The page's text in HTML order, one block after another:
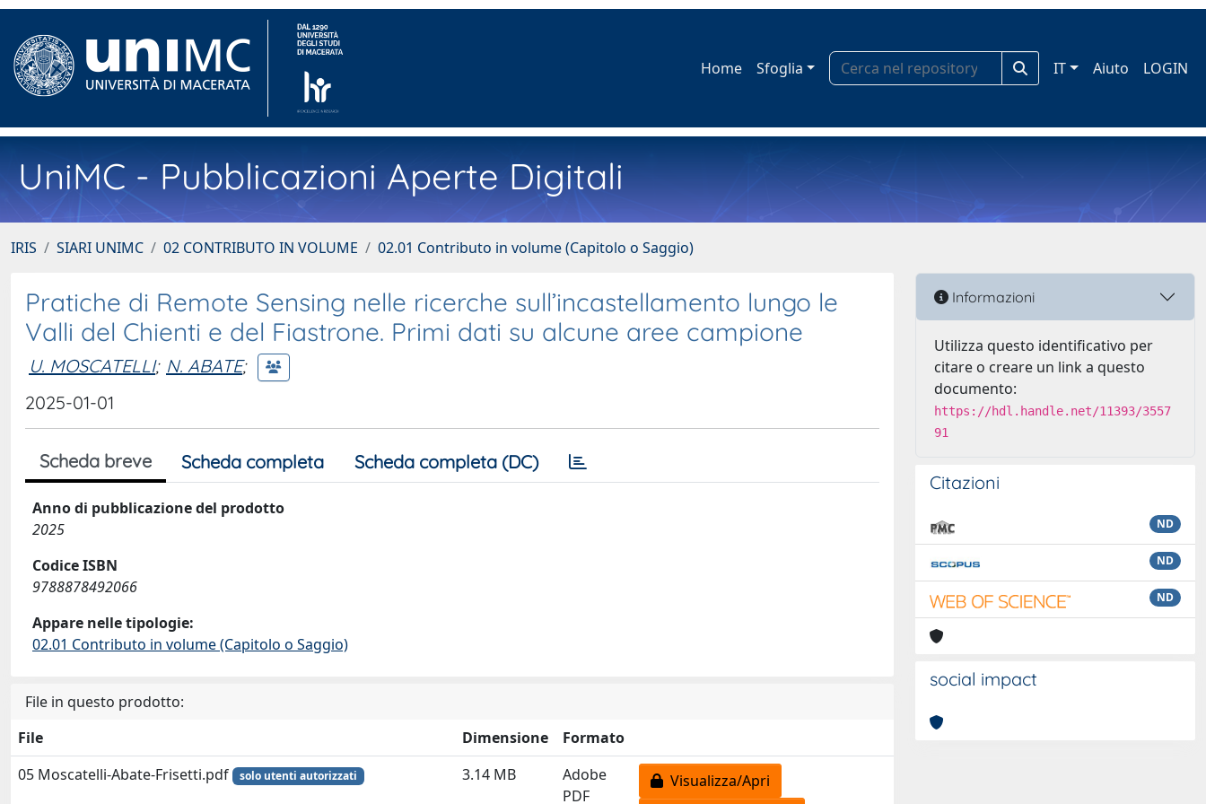
Home Sfoglia IT Aiuto LOGIN
UniMC - Pubblicazioni Aperte Digitali
IRIS SIARI UNIMC 02 CONTRIBUTO IN VOLUME 02.01 Contributo in volume (Capitolo o Saggio)
Pratiche di Remote Sensing nelle ricerche sull’incastellamento lungo le
Valli del Chienti e del Fiastrone. Primi dati su alcune aree campione
U. MOSCATELLI; N. ABATE;
2025-01-01
Scheda breve Scheda completa Scheda completa (DC)
Anno di pubblicazione del prodotto
2025
Codice ISBN
9788878492066
Appare nelle tipologie:
02.01 Contributo in volume (Capitolo o Saggio)
File in questo prodotto:
File
Dimensione
Formato
05 Moscatelli-Abate-Frisetti.pdf
solo utenti autorizzati 3.14 MB
Adobe
PDF
Visualizza/Apri
Informazioni
Utilizza questo identificativo per
citare o creare un link a questo
documento:
https://hdl.handle.net/11393/3557
91
Citazioni
ND
ND
ND
social impact